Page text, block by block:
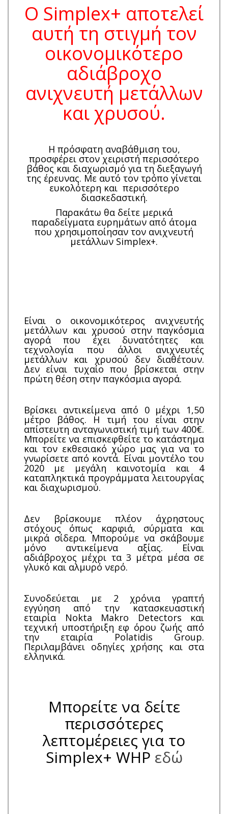
Ο Simplex+ αποτελεί
αυτή τη στιγμή τον
οικονομικότερο
αδιάβροχο
ανιχνευτή μετάλλων
και χρυσού.
Η πρόσφατη αναβάθμιση του,
προσφέρει στον χειριστή περισσότερο
βάθος και διαχωρισμό για τη διεξαγωγή
της έρευνας. Με αυτό τον τρόπο γίνεται
ευκολότερη και περισσότερο
διασκεδαστική.
Παρακάτω θα δείτε μερικά
παραδείγματα ευρημάτων από άτομα
που χρησιμοποίησαν τον ανιχνευτή
μετάλλων Simplex+.
Είναι ο οικονομικότερος ανιχνευτής
μετάλλων και χρυσού στην παγκόσμια
αγορά που έχει δυνατότητες και
τεχνολογία που άλλοι ανιχνευτές
μετάλλων και χρυσού δεν διαθέτουν.
Δεν είναι τυχαίο που βρίσκεται στην
πρώτη θέση στην παγκόσμια αγορά.
Βρίσκει αντικείμενα από 0 μέχρι 1,50
μέτρο βάθος. Η τιμή του είναι στην
απίστευτη ανταγωνιστική τιμή των 400€.
Μπορείτε να επισκεφθείτε το κατάστημα
και τον εκθεσιακό χώρο μας για να το
γνωρίσετε από κοντά. Είναι μοντέλο του
2020 με μεγάλη καινοτομία και 4
καταπληκτικά προγράμματα λειτουργίας
και διαχωρισμού.
Δεν βρίσκουμε πλέον άχρηστους
στόχους όπως καρφιά, σύρματα και
μικρά σίδερα. Μπορούμε να σκάβουμε
μόνο αντικείμενα αξίας. Είναι
αδιάβροχος μέχρι τα 3 μέτρα μέσα σε
γλυκό και αλμυρό νερό.
Συνοδεύεται με 2 χρόνια γραπτή
εγγύηση από την κατασκευαστική
εταιρία Nokta Makro Detectors και
τεχνική υποστήριξη εφ όρου ζωής από
την εταιρία Polatidis Group.
Περιλαμβάνει οδηγίες χρήσης και στα
ελληνικά.
Μπορείτε να δείτε
περισσότερες
λεπτομέρειες για το
Simplex+ WHP εδώ